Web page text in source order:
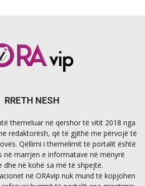
RRETH NESH
themeluar në qershor të vitit 2018 nga
redaktorësh, që të gjithë me përvojë të
Qëllimi i themelimit të portalit është
në marrjen e informatave në mënyrë
dhe në kohë sa më të shpejtë.
në ORAvip nuk mund të kopjohen